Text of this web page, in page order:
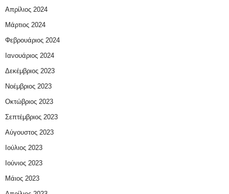
Απρίλιος 2024
Μάρτιος 2024
Φεβρουάριος 2024
Ιανουάριος 2024
Δεκέμβριος 2023
Νοέμβριος 2023
Οκτώβριος 2023
Σεπτέμβριος 2023
Αύγουστος 2023
Ιούλιος 2023
Ιούνιος 2023
Μάιος 2023